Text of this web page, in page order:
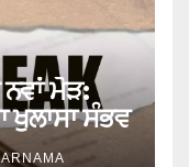
ਮੋੜ:
ਖੁਲਾਸਾ ਸੰਭਵ